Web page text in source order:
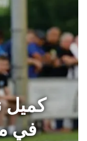
كميل
في